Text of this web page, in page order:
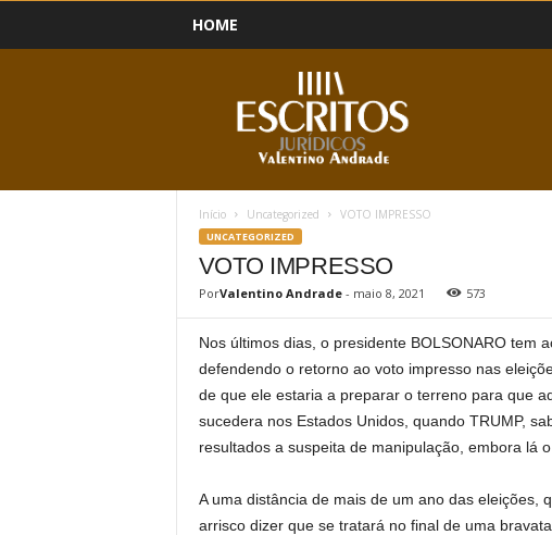
HOME
Início Uncategorized VOTO IMPRESSO
UNCATEGORIZED
VOTO IMPRESSO
PorValentino Andrade- maio 8, 2021 573
Nos últimos dias, o presidente BOLSONARO tem
defendendo o retorno ao voto impresso nas
de que ele estaria a preparar o terreno para que
sucedera nos Estados Unidos, quando TRUMP,
resultados a suspeita de manipulação, embora lá
A uma distância de mais de um ano das eleições,
arrisco dizer que se tratará no final de uma